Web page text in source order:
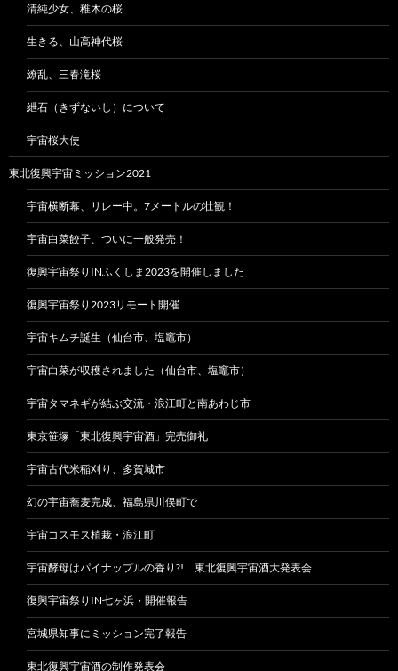
清純少女、稚木の桜
生きる、山高神代桜
繚乱、三春滝桜
紲石（きずないし）について
宇宙桜大使
東北復興宇宙ミッション2021
宇宙横断幕、リレー中。7メートルの壮観！
宇宙白菜餃子、ついに一般発売！
復興宇宙祭りINふくしま2023を開催しました
復興宇宙祭り2023リモート開催
宇宙キムチ誕生（仙台市、塩竈市）
宇宙白菜が収穫されました（仙台市、塩竈市）
宇宙タマネギが結ぶ交流・浪江町と南あわじ市
東京笹塚「東北復興宇宙酒」完売御礼
宇宙古代米稲刈り、多賀城市
幻の宇宙蕎麦完成、福島県川俣町で
宇宙コスモス植栽・浪江町
宇宙酵母はパイナップルの香り?! 東北復興宇宙酒大発表会
復興宇宙祭りIN七ヶ浜・開催報告
宮城県知事にミッション完了報告
東北復興宇宙酒の制作発表会